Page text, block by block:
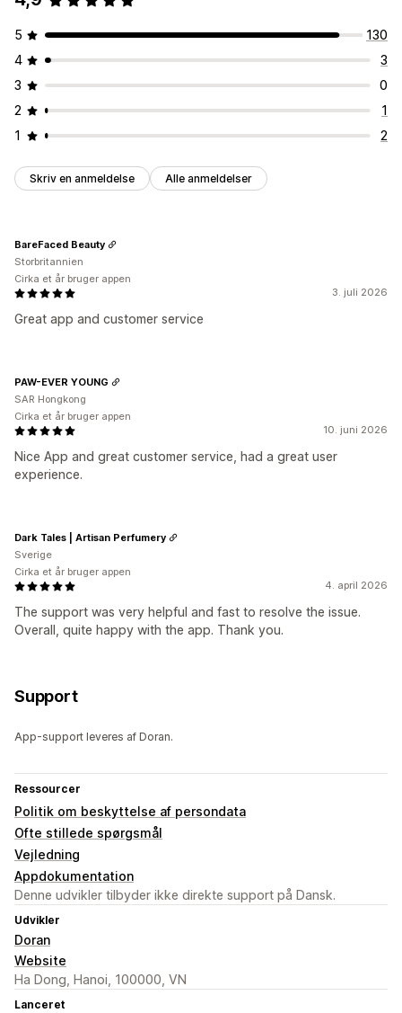
5
130
4
3
3
0
2
1
1
2
Skriv en anmeldelse Alle anmeldelser
3. juli 2026
Great app and customer service
BareFaced Beauty
Storbritannien
Cirka et år bruger appen
10. juni 2026
Nice App and great customer service, had a great user
experience.
PAW-EVER YOUNG
SAR Hongkong
Cirka et år bruger appen
4. april 2026
The support was very helpful and fast to resolve the issue.
Overall, quite happy with the app. Thank you.
Dark Tales | Artisan Perfumery
Sverige
Cirka et år bruger appen
Support
App-support leveres af Doran.
Ressourcer
Politik om beskyttelse af persondata
Ofte stillede spørgsmål
Vejledning
Appdokumentation
Denne udvikler tilbyder ikke direkte support på Dansk.
Udvikler
Doran
Website
Ha Dong, Hanoi, 100000, VN
Lanceret